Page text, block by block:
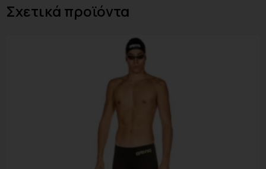
Σχετικά προϊόντα